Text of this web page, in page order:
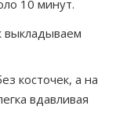
10 минут.
выкладываем
косточек, а на
вдавливая